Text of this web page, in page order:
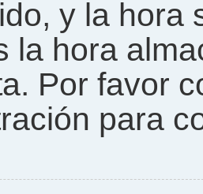
y la hora
la hora
Por favor
para